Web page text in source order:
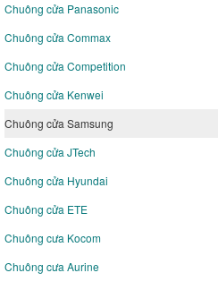
Chuông cửa Panasonic
Chuông cửa Commax
Chuông cửa Competition
Chuông cửa Kenwei
Chuông cửa Samsung
Chuông cửa JTech
Chuông cửa Hyundai
Chuông cửa ETE
Chuông cưa Kocom
Chuông cưa Aurine